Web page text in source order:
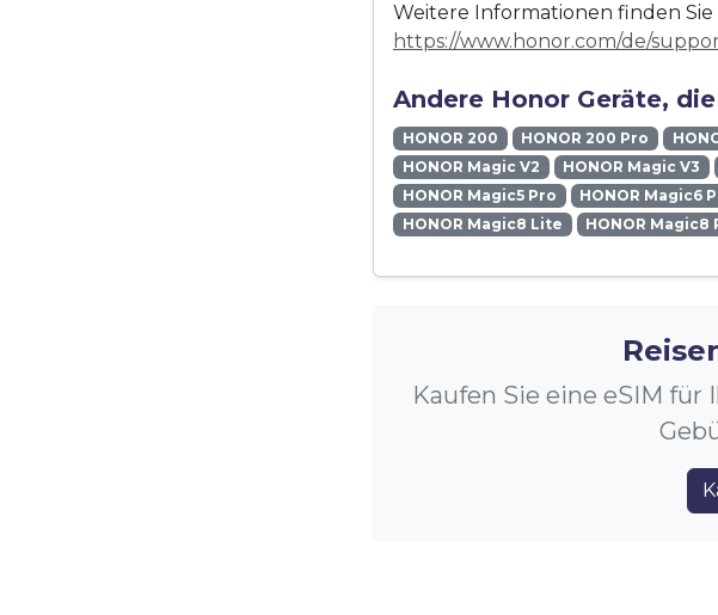
Weitere Informationen finden
https://www.honor.com/de/
Andere Honor Geräte,
HONOR 200 HONOR 200 Pro
HONOR Magic V2
HONOR Magic V3
HONOR Magic5 Pro
HONOR Magic6
HONOR Magic8 Lite
HONOR Magic8
Kaufen Sie eine eSIM für